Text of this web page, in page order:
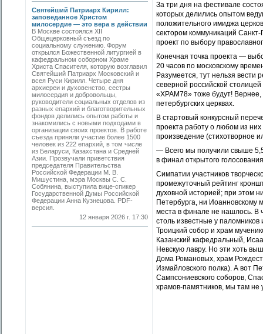
Святейший Патриарх Кирилл:
заповеданное Христом
милосердие — это вера в действии
В Москве состоялся XII
Общецерковный съезд по
социальному служению. Форум
открылся Божественной литургией в
кафедральном соборном Храме
Христа Спасителя, которую возглавил
Святейший Патриарх Московский и
всея Руси Кирилл. Четыре дня
архиереи и духовенство, сестры
милосердия и добровольцы,
руководители социальных отделов из
разных епархий и благотворительных
фондов делились опытом работы и
знакомились с новыми подходами в
организации своих проектов. В работе
съезда приняли участие более 1500
человек из 222 епархий, в том числе
из Беларуси, Казахстана и Средней
Азии. Прозвучали приветствия
председателя Правительства
Российской Федерации М. В.
Мишустина, мэра Москвы С. С.
Собянина, выступила вице-спикер
Государственной Думы Российской
Федерации Анна Кузнецова. PDF-
версия.
12 января 2026 г. 17:30
За три дня на фестивале
которых делились опытом
положительного имиджа
сектором коммуникаций
проект по выбору
Конечная точка проекта —
20 часов по московскому
Разумеется, тут нельзя вести
северной российской
«ХРАМ78» тоже будут! Вернее,
петербургских церквах.
В стартовый конкурсный
проекта работу о любом из
произведение (стихотворное
— Всего мы получили свыше
в финал открытого
Симпатии участников
промежуточный рейтинг
духовной историей; при этом
Петербурга, ни Иоанновскому
места в финале не нашлось. В
столь известные у паломников
Троицкий собор и храм
Казанский кафедральный,
Невскую лавру. Но эти хоть
Дома Романовых, храм
Измайловского полка). А вот
Сампсониевского соборов,
храмов-памятников, мы там не